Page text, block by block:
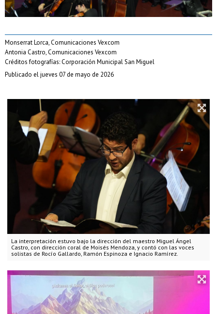
La interpretación estuvo bajo la dirección del maestro Miguel Ángel
Castro, con dirección coral de Moisés Mendoza, y contó con las voces
solistas de Rocío Gallardo, Ramón Espinoza e Ignacio Ramírez.
Monserrat Lorca, Comunicaciones Vexcom
Antonia Castro, Comunicaciones Vexcom
Créditos fotografías: Corporación Municipal San Miguel
Publicado el jueves 07 de mayo de 2026